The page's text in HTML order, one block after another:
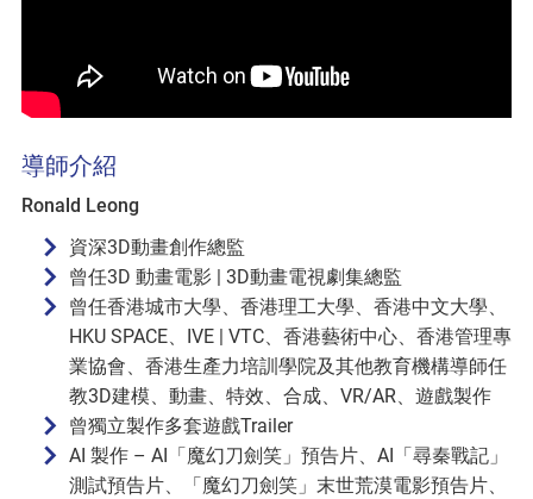
導師介紹
Ronald Leong
資深3D動畫創作總監
曾任3D 動畫電影 | 3D動畫電視劇集總監
曾任香港城市大學、香港理工大學、香港中文大學、
HKU SPACE、IVE | VTC、香港藝術中心、香港管理專
業協會、香港生產力培訓學院及其他教育機構導師任
教3D建模、動畫、特效、合成、VR/AR、遊戲製作
曾獨立製作多套遊戲Trailer
AI 製作 – AI「魔幻刀劍笑」預告片、AI「尋秦戰記」
測試預告片、「魔幻刀劍笑」末世荒漠電影預告片、